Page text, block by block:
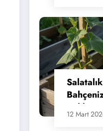
Rehber
12 Mart